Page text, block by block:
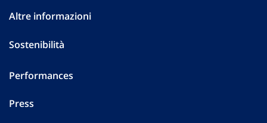
Altre informazioni
Sostenibilità
Performances
Press